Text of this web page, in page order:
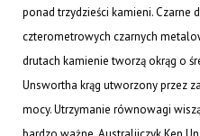
ponad trzydzieści kamieni. Czarne
czterometrowych czarnych
drutach kamienie tworzą okrąg o
Unswortha krąg utworzony przez
mocy. Utrzymanie równowagi